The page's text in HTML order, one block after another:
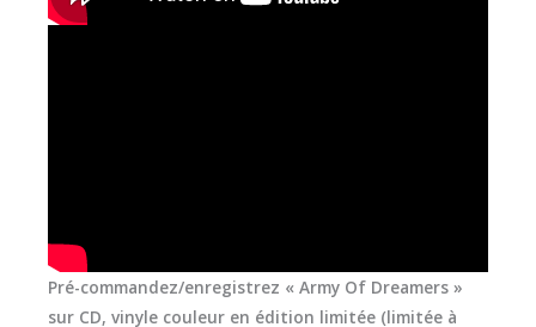
Pré-commandez/enregistrez « Army Of Dreamers »
sur CD, vinyle couleur en édition limitée (limitée à